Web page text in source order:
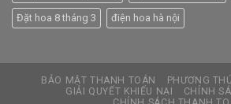
Đặt hoa 8 tháng 3 điện hoa hà nội
BẢO MẬT THANH TOÁN
PHƯƠNG
GIẢI QUYẾT KHIẾU NẠI
CHÍNH